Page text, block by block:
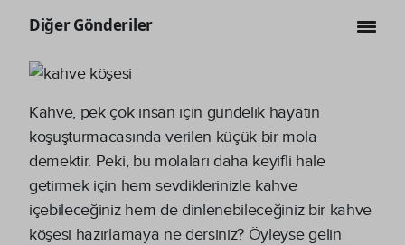
Diğer Gönderiler
Kahve, pek çok insan için gündelik hayatın
koşuşturmacasında verilen küçük bir mola
demektir. Peki, bu molaları daha keyifli hale
getirmek için hem sevdiklerinizle kahve
içebileceğiniz hem de dinlenebileceğiniz bir kahve
köşesi hazırlamaya ne dersiniz? Öyleyse gelin